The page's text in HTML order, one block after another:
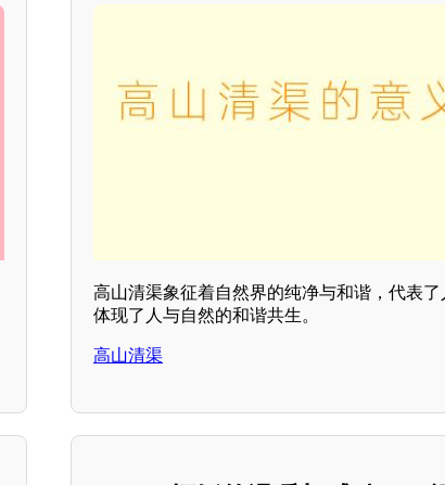
高山清渠象征着自然界的纯净与和谐，代表
体现了人与自然的和谐共生。
高山清渠